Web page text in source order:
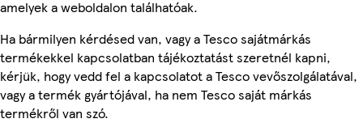
amelyek a weboldalon találhatóak.
Ha bármilyen kérdésed van, vagy a Tesco sajátmárkás
termékekkel kapcsolatban tájékoztatást szeretnél kapni,
kérjük, hogy vedd fel a kapcsolatot a Tesco vevőszolgálatával,
vagy a termék gyártójával, ha nem Tesco saját márkás
termékről van szó.